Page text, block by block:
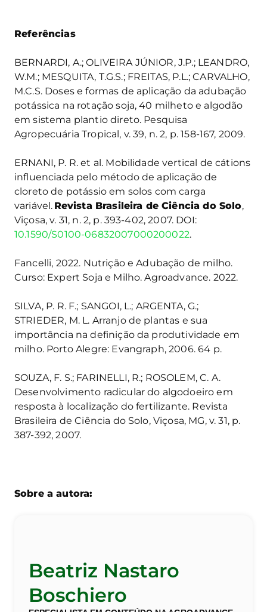
Referências
BERNARDI, A.; OLIVEIRA JÚNIOR, J.P.; LEANDRO,
W.M.; MESQUITA, T.G.S.; FREITAS, P.L.; CARVALHO,
M.C.S. Doses e formas de aplicação da adubação
potássica na rotação soja, 40 milheto e algodão
em sistema plantio direto. Pesquisa
Agropecuária Tropical, v. 39, n. 2, p. 158-167, 2009.
ERNANI, P. R. et al. Mobilidade vertical de cátions
influenciada pelo método de aplicação de
cloreto de potássio em solos com carga
variável. Revista Brasileira de Ciência do Solo,
Viçosa, v. 31, n. 2, p. 393-402, 2007. DOI:
10.1590/S0100-06832007000200022.
Fancelli, 2022. Nutrição e Adubação de milho.
Curso: Expert Soja e Milho. Agroadvance. 2022.
SILVA, P. R. F.; SANGOI, L.; ARGENTA, G.;
STRIEDER, M. L. Arranjo de plantas e sua
importância na definição da produtividade em
milho. Porto Alegre: Evangraph, 2006. 64 p.
SOUZA, F. S.; FARINELLI, R.; ROSOLEM, C. A.
Desenvolvimento radicular do algodoeiro em
resposta à localização do fertilizante. Revista
Brasileira de Ciência do Solo, Viçosa, MG, v. 31, p.
387-392, 2007.
Sobre a autora:
Beatriz Nastaro
Boschiero